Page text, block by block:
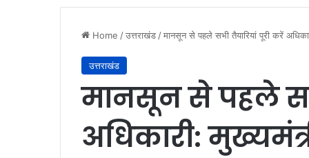
Home /उत्तराखंड/मानसून से पहले सभी तैयारियां पूरी करें
उत्तराखंड
मानसून से पहले
अधिकारी: